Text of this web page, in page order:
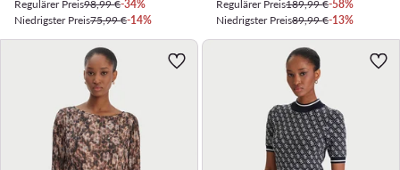
Regulärer Preis98,99 €-34%
Niedrigster Preis75,99 €-14%
Regulärer Preis189,99 €-58%
Niedrigster Preis89,99 €-13%